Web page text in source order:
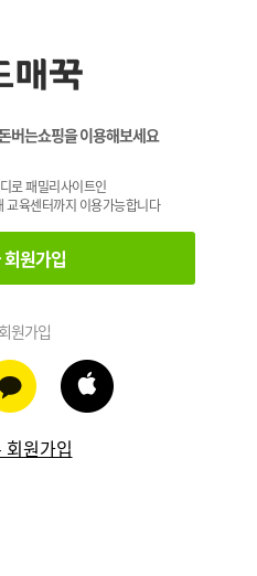
버는쇼핑을 이용해보세요
로 패밀리사이트인
교육센터까지 이용가능합니다
원가입
원가입
원가입